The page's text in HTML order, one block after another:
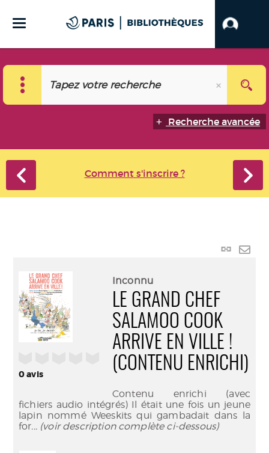
Recherche avancée
Comment s'inscrire ?
Lien
0avis
Inconnu
LE GRAND CHEF
SALAMOO COOK
ARRIVE EN VILLE !
(CONTENU ENRICHI)
Contenu enrichi (avec
fichiers audio intégrés) Il était une fois un jeune
lapin nommé Weeskits qui gambadait dans la
for... (voir description complète ci-dessous)